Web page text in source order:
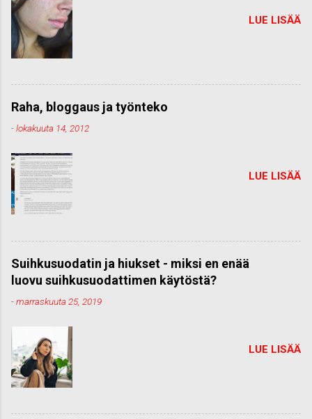
LUE LISÄÄ
Raha, bloggaus ja työnteko
-lokakuuta 14, 2012
LUE LISÄÄ
Suihkusuodatin ja hiukset - miksi en enää
luovu suihkusuodattimen käytöstä?
-marraskuuta 25, 2019
LUE LISÄÄ